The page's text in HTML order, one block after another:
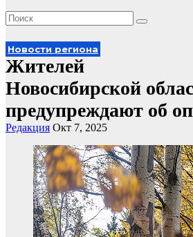
Новости региона
Жителей
Новосибирской
предупреждают об
Редакция Окт 7, 2025